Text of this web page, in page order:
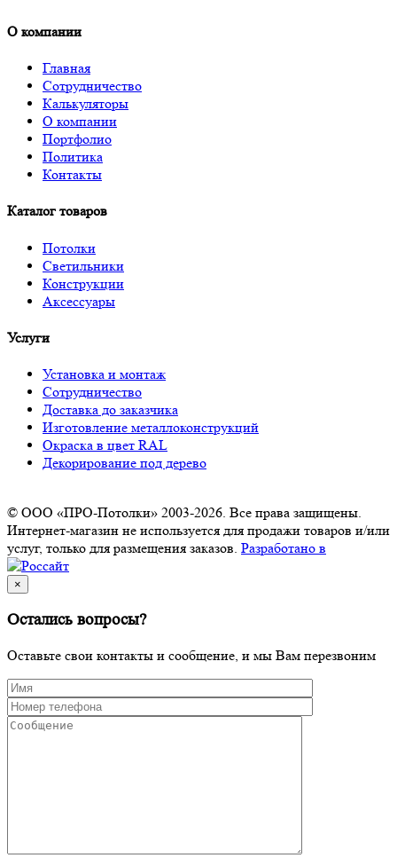
О компании
Главная
Сотрудничество
Калькуляторы
О компании
Портфолио
Политика
Контакты
Каталог товаров
Потолки
Светильники
Конструкции
Аксессуары
Услуги
Установка и монтаж
Сотрудничество
Доставка до заказчика
Изготовление металлоконструкций
Окраска в цвет RAL
Декорирование под дерево
© ООО «ПРО-Потолки» 2003-2026. Все права защищены.
Интернет-магазин не используется для продажи товаров и/или
услуг, только для размещения заказов. Разработано в
×
Остались вопросы?
Оставьте свои контакты и сообщение, и мы Вам перезвоним